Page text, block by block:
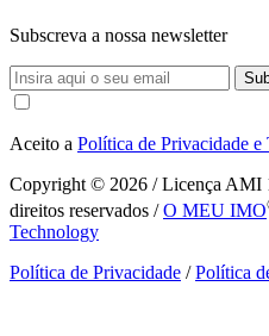
Subscreva a nossa newsletter
Aceito a Política de Privacidade e
Copyright © 2026 / Licença AMI
direitos reservados /O MEU IMO
Technology
Política de Privacidade /Política